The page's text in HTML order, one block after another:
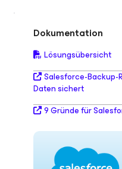
Dokumentation
Lösungsübersicht
Salesforce-Backup-
Daten sichert
9 Gründe für